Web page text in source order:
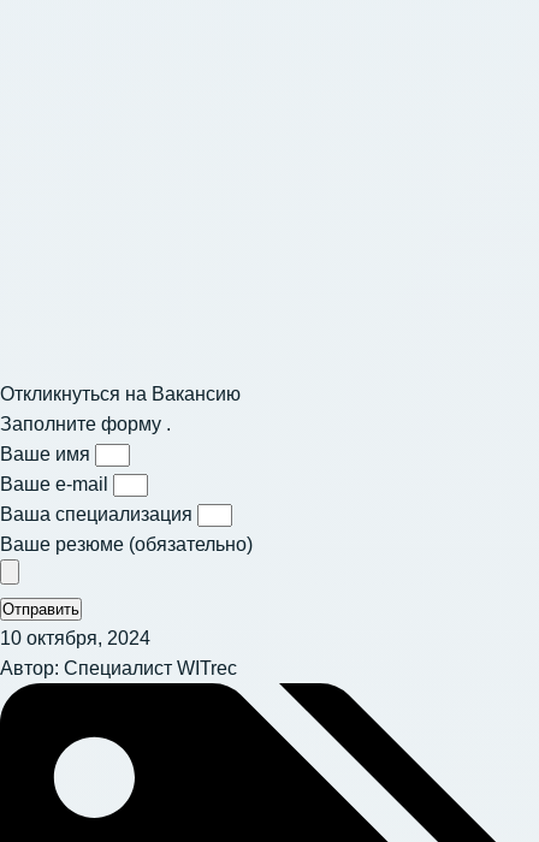
Откликнуться на Вакансию
Заполните форму .
Ваше имя
Ваше e-mail
Ваша специализация
Ваше резюме (обязательно)
Отправить
10 октября, 2024
Автор: Специалист WITrec